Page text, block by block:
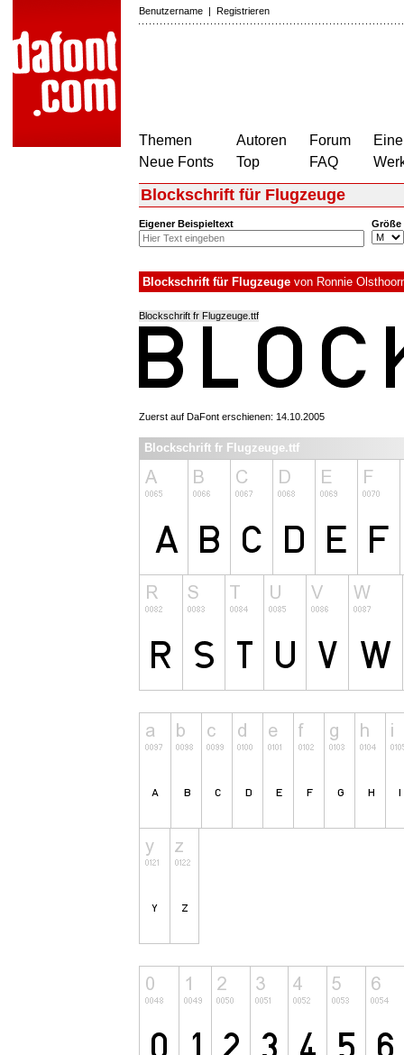
Benutzername | Registrieren
Themen
Neue Fonts
Autoren
Top
Forum
FAQ
Blockschrift für Flugzeuge
Eigener Beispieltext Größe
Blockschrift für Flugzeuge von Ronnie
Blockschrift fr Flugzeuge.ttf
Zuerst auf DaFont erschienen: 14.10.2005
Blockschrift fr Flugzeuge.ttf